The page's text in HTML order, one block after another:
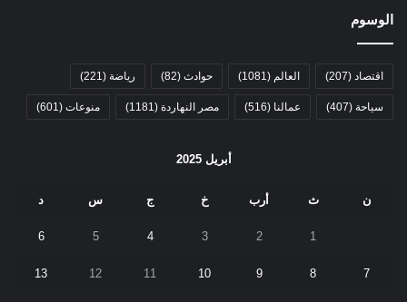
الوسوم
اقتصاد (207) العالم (1081) حوادث (82) رياضة (221)
سياحة (407) عمالنا (516) مصر النهاردة (1181) منوعات (601)
أبريل 2025
ن ث أرب خ ج س د
1
2
3
4
5
6
7
8
9
10
11
12
13